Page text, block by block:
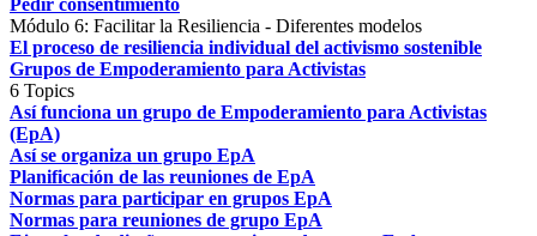
Pedir consentimiento
Módulo 6: Facilitar la Resiliencia - Diferentes modelos
El proceso de resiliencia individual del activismo sostenible
Grupos de Empoderamiento para Activistas
6 Topics
Así funciona un grupo de Empoderamiento para Activistas
(EpA)
Así se organiza un grupo EpA
Planificación de las reuniones de EpA
Normas para participar en grupos EpA
Normas para reuniones de grupo EpA